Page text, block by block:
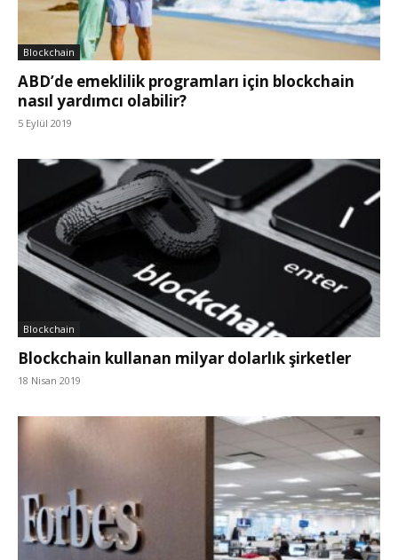
Blockchain
ABD’de emeklilik programları için blockchain
nasıl yardımcı olabilir?
5 Eylül 2019
Blockchain
Blockchain kullanan milyar dolarlık şirketler
18 Nisan 2019